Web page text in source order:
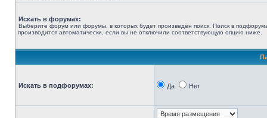
Искать в форумах:
Выберите форум или форумы, в которых будет произведён поиск. Поиск в
производится автоматически, если вы не отключили соответствующую опцию ниже.
Искать в подфорумах: Да Нет